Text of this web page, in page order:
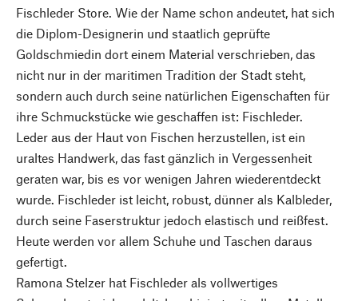
Fischleder Store. Wie der Name schon andeutet, hat sich
die Diplom-Designerin und staatlich geprüfte
Goldschmiedin dort einem Material verschrieben, das
nicht nur in der maritimen Tradition der Stadt steht,
sondern auch durch seine natürlichen Eigenschaften für
ihre Schmuckstücke wie geschaffen ist: Fischleder.
Leder aus der Haut von Fischen herzustellen, ist ein
uraltes Handwerk, das fast gänzlich in Vergessenheit
geraten war, bis es vor wenigen Jahren wiederentdeckt
wurde. Fischleder ist leicht, robust, dünner als Kalbleder,
durch seine Faserstruktur jedoch elastisch und reißfest.
Heute werden vor allem Schuhe und Taschen daraus
gefertigt.
Ramona Stelzer hat Fischleder als vollwertiges